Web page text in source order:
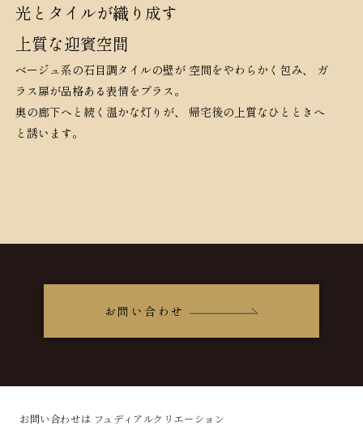
光とタイルが織り成す
上質な迎賓空間
ベージュ系の石目調タイルの壁が 空間をやわらかく包み、
ガ
ラス扉が品格ある表情をプラス。
奥の廊下へと続く温かな灯りが、
帰宅後の上質なひとときへ
と誘います。
お問い合わせ
お問い合わせは フュディアルクリエーション